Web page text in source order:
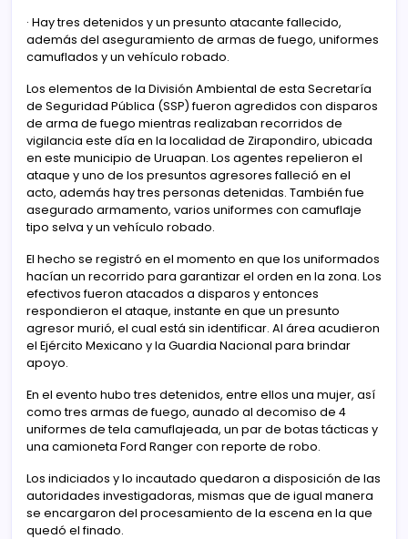
· Hay tres detenidos y un presunto atacante fallecido,
además del aseguramiento de armas de fuego, uniformes
camuflados y un vehículo robado.
Los elementos de la División Ambiental de esta Secretaría
de Seguridad Pública (SSP) fueron agredidos con disparos
de arma de fuego mientras realizaban recorridos de
vigilancia este día en la localidad de Zirapondiro, ubicada
en este municipio de Uruapan. Los agentes repelieron el
ataque y uno de los presuntos agresores falleció en el
acto, además hay tres personas detenidas. También fue
asegurado armamento, varios uniformes con camuflaje
tipo selva y un vehículo robado.
El hecho se registró en el momento en que los uniformados
hacían un recorrido para garantizar el orden en la zona. Los
efectivos fueron atacados a disparos y entonces
respondieron el ataque, instante en que un presunto
agresor murió, el cual está sin identificar. Al área acudieron
el Ejército Mexicano y la Guardia Nacional para brindar
apoyo.
En el evento hubo tres detenidos, entre ellos una mujer, así
como tres armas de fuego, aunado al decomiso de 4
uniformes de tela camuflajeada, un par de botas tácticas y
una camioneta Ford Ranger con reporte de robo.
Los indiciados y lo incautado quedaron a disposición de las
autoridades investigadoras, mismas que de igual manera
se encargaron del procesamiento de la escena en la que
quedó el finado.